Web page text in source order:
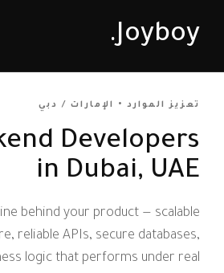
Joyboy.
تعزيز الموارد • الإمارات / دبي
Developers
in Dubai, UAE
behind your product — scalable
reliable APIs, secure databases,
logic that performs under real